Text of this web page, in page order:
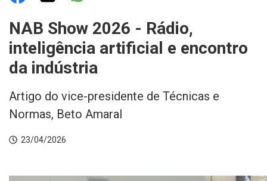
NOTÍCIAS
INTEGRIDADE
NAB Show 2026 - Rádio,
inteligência artificial e encontro
da indústria
Artigo do vice-presidente de Técnicas e
Normas, Beto Amaral
23/04/2026